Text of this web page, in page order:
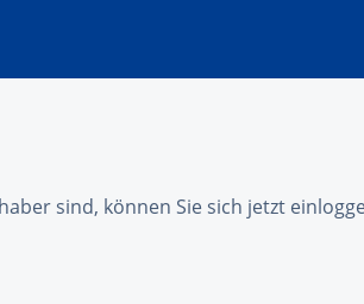
sind, können Sie sich jetzt